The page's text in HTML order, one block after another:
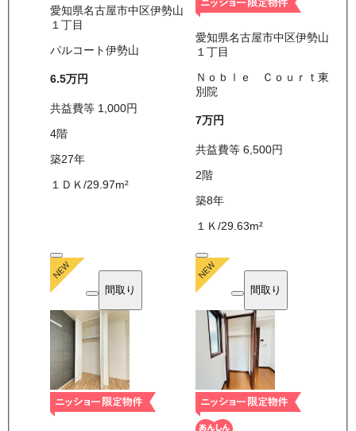
愛知県名古屋市中区伊勢山
１丁目
パルコート伊勢山
6.5万円
共益費等 1,000円
4階
築27年
１ＤＫ /29.97m²
愛知県名古屋市中区伊勢山
１丁目
Ｎｏｂｌｅ Ｃｏｕｒｔ東
別院
7万円
共益費等6,500円
2階
築8年
１Ｋ/29.63m²
間取り 間取り